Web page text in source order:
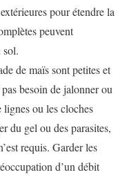
pour étendre la
peuvent
sol.
de maïs sont petites et
besoin de jalonner ou
lignes ou les cloches
du gel ou des parasites,
requis. Garder les
d’un débit